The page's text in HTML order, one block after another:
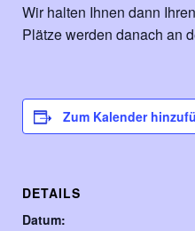
Wir halten Ihnen dann
Plätze werden danach an
Zum Kalender
DETAILS
Datum: